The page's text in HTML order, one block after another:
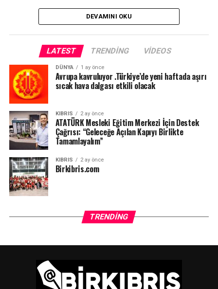
DEVAMINI OKU
LATEST TRENDING VIDEOS
DÜNYA 1 ay önce
Avrupa kavruluyor .Türkiye’de yeni haftada aşırı
sıcak hava dalgası etkili olacak
KIBRIS 2 ay önce
ATATÜRK Mesleki Eğitim Merkezi İçin Destek
Çağrısı: “Geleceğe Açılan Kapıyı Birlikte
Tamamlayalım”
KIBRIS 2 ay önce
Birkibris.com
TRENDING